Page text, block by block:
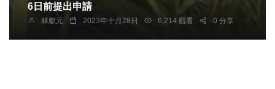
6日前提出申請
林獻元 2023年十月28日 6,214 觀看 0 分享